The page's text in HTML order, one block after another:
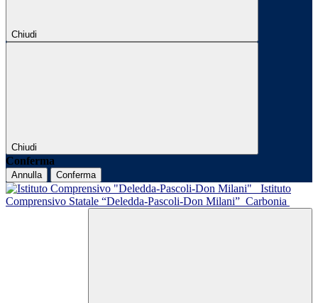
Chiudi
Chiudi
Conferma
Annulla Conferma
Istituto
Comprensivo Statale “Deledda-Pascoli-Don Milani” Carbonia